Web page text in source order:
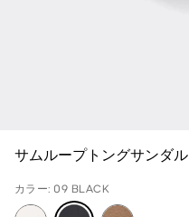
サムループトングサンダル
カラー: 09 BLACK